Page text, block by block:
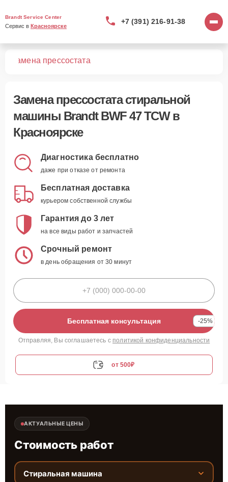
Brandt Service Center
Сервис в Красноярске
+7 (391) 216-91-38
Замена прессостата
Замена прессостата стиральной
машины Brandt BWF 47 TCW в
Красноярске
Диагностика бесплатно
даже при отказе от ремонта
Бесплатная доставка
курьером собственной службы
Гарантия до 3 лет
на все виды работ и запчастей
Срочный ремонт
в день обращения от 30 минут
Бесплатная консультация -25%
Отправляя, Вы соглашаетесь с политикой конфиденциальности
от 500₽
АКТУАЛЬНЫЕ ЦЕНЫ
Стоимость работ
Стиральная машина